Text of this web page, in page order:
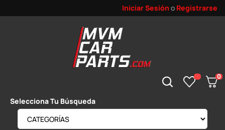
Iniciar Sesión o Registrarse
0
Selecciona Tu Búsqueda